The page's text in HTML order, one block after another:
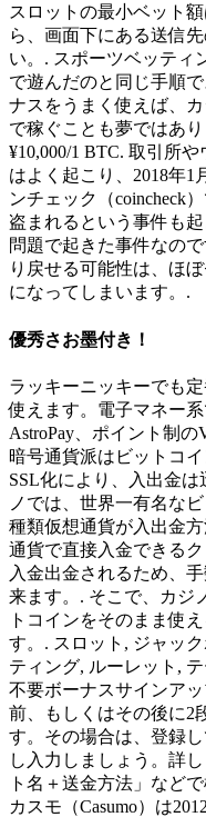
スロットの最小ベット
ら、画面下にある送信
い。. スポーツベッティ
で遊んだのと同じ手順
ナスをうまく使えば、
で稼ぐことも夢ではあ
¥10,000/1 BTC. 取引所
はよく起こり、2018年1
ンチェック（coincheck
盗まれるという事件も
問題で起きた事件なの
り戻せる可能性は、ほ
になってしまいます。.
優秀さお墨付き！
ラッキーニッキーでも
使えます。電子マネー系
AstroPay、ポイント制の
暗号通貨派はビットコ
SSL化により、入出金
ノでは、世界一有名な
種類仮想通貨が入出金
通貨で直接入金できる
入金出金されるため、
来ます。. そこで、カジ
トコインをそのまま使
す。. スロット, ジャッ
ティング, ルーレット,
不要ボーナスサインア
前、もしくはその後に2
す。その場合は、登録
し入力しましょう。詳
ト名＋送金方法」など
カスモ（Casumo）は